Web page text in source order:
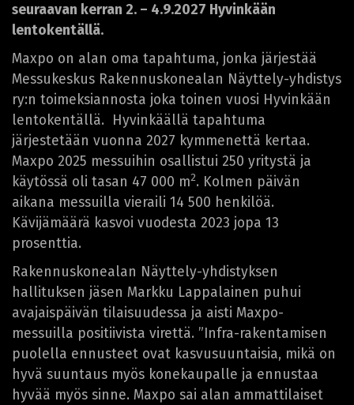
seuraavan kerran 2. – 4.9.2027 Hyvinkään
lentokentällä.
Maxpo on alan oma tapahtuma, jonka järjestää
Messukeskus Rakennuskonealan Näyttely-yhdistys
ry:n toimeksiannosta joka toinen vuosi Hyvinkään
lentokentällä. Hyvinkäällä tapahtuma
järjestetään vuonna 2027 kymmenettä kertaa.
Maxpo 2025 messuihin osallistui 250 yritystä ja
käytössä oli tasan 47 000 m2. Kolmen päivän
aikana messuilla vieraili 14 500 henkilöä.
Kävijämäärä kasvoi vuodesta 2023 jopa 13
prosenttia.
Rakennuskonealan Näyttely-yhdistyksen
hallituksen jäsen Markku Lappalainen puhui
avajaispäivän tilaisuudessa ja aisti Maxpo-
messuilla positiivista virettä. ”Infra-rakentamisen
puolella ennusteet ovat kasvusuuntaisia, mikä on
hyvä suuntaus myös konekaupalle ja ennustaa
hyvää myös sinne. Maxpo sai alan ammattilaiset